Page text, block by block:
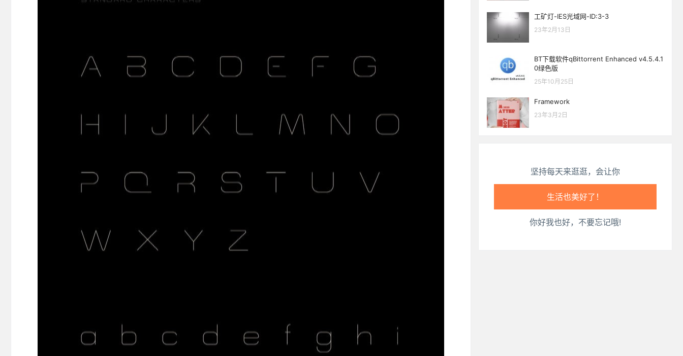
工矿灯-IES光域网-ID:3-3
23年2月13日
BT下载软件qBittorrent Enhanced v4.5.4.1
0绿色版
25年10月25日
Framework
23年3月2日
坚持每天来逛逛，会让你
生活也美好了！
走路也有劲了！
腰也不酸了！
工作也轻松了！
你好我也好，不要忘记哦!